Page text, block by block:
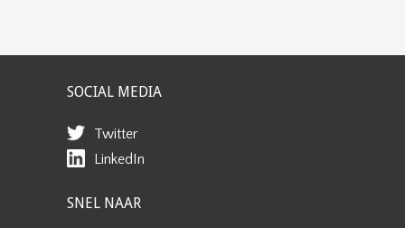
SOCIAL MEDIA
Twitter
LinkedIn
SNEL NAAR